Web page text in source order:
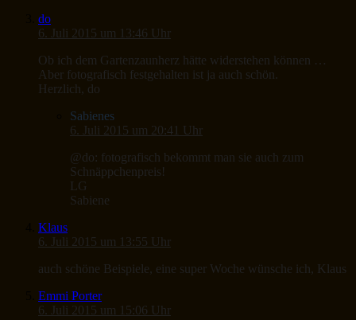
do
6. Juli 2015 um 13:46 Uhr
Ob ich dem Gartenzaunherz hätte widerstehen können …
Aber fotografisch festgehalten ist ja auch schön.
Herzlich, do
Sabienes
6. Juli 2015 um 20:41 Uhr
@do: fotografisch bekommt man sie auch zum
Schnäppchenpreis!
LG
Sabiene
Klaus
6. Juli 2015 um 13:55 Uhr
auch schöne Beispiele, eine super Woche wünsche ich, Klaus
Emmi Porter
6. Juli 2015 um 15:06 Uhr